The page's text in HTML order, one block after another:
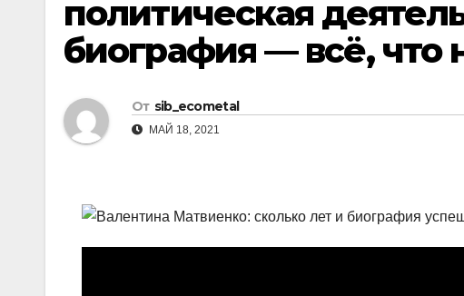
политическая
биография — всё, что
От sib_ecometal
МАЙ 18, 2021